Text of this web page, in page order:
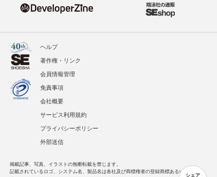
シェア
ヘルプ
著作権・リンク
会員情報管理
免責事項
会社概要
サービス利用規約
プライバシーポリシー
外部送信
掲載記事、写真、イラストの無断転載を禁じます。
記載されているロゴ、システム名、製品名は各社及び商標権者の登録商標あるいは商標で